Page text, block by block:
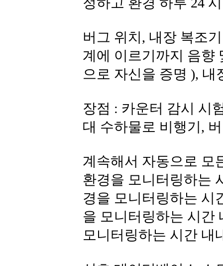
버그 위치, 내장 복조
계에 이르기까지 음향
으로 자신을 증명 ), 내
장점 : 카운터 감시 시
대 수하물로 비행기,
계속해서 자동으로 모
환경을 모니터링하는
경을 모니터링하는 시
을 모니터링하는 시간
모니터링하는 시간 내